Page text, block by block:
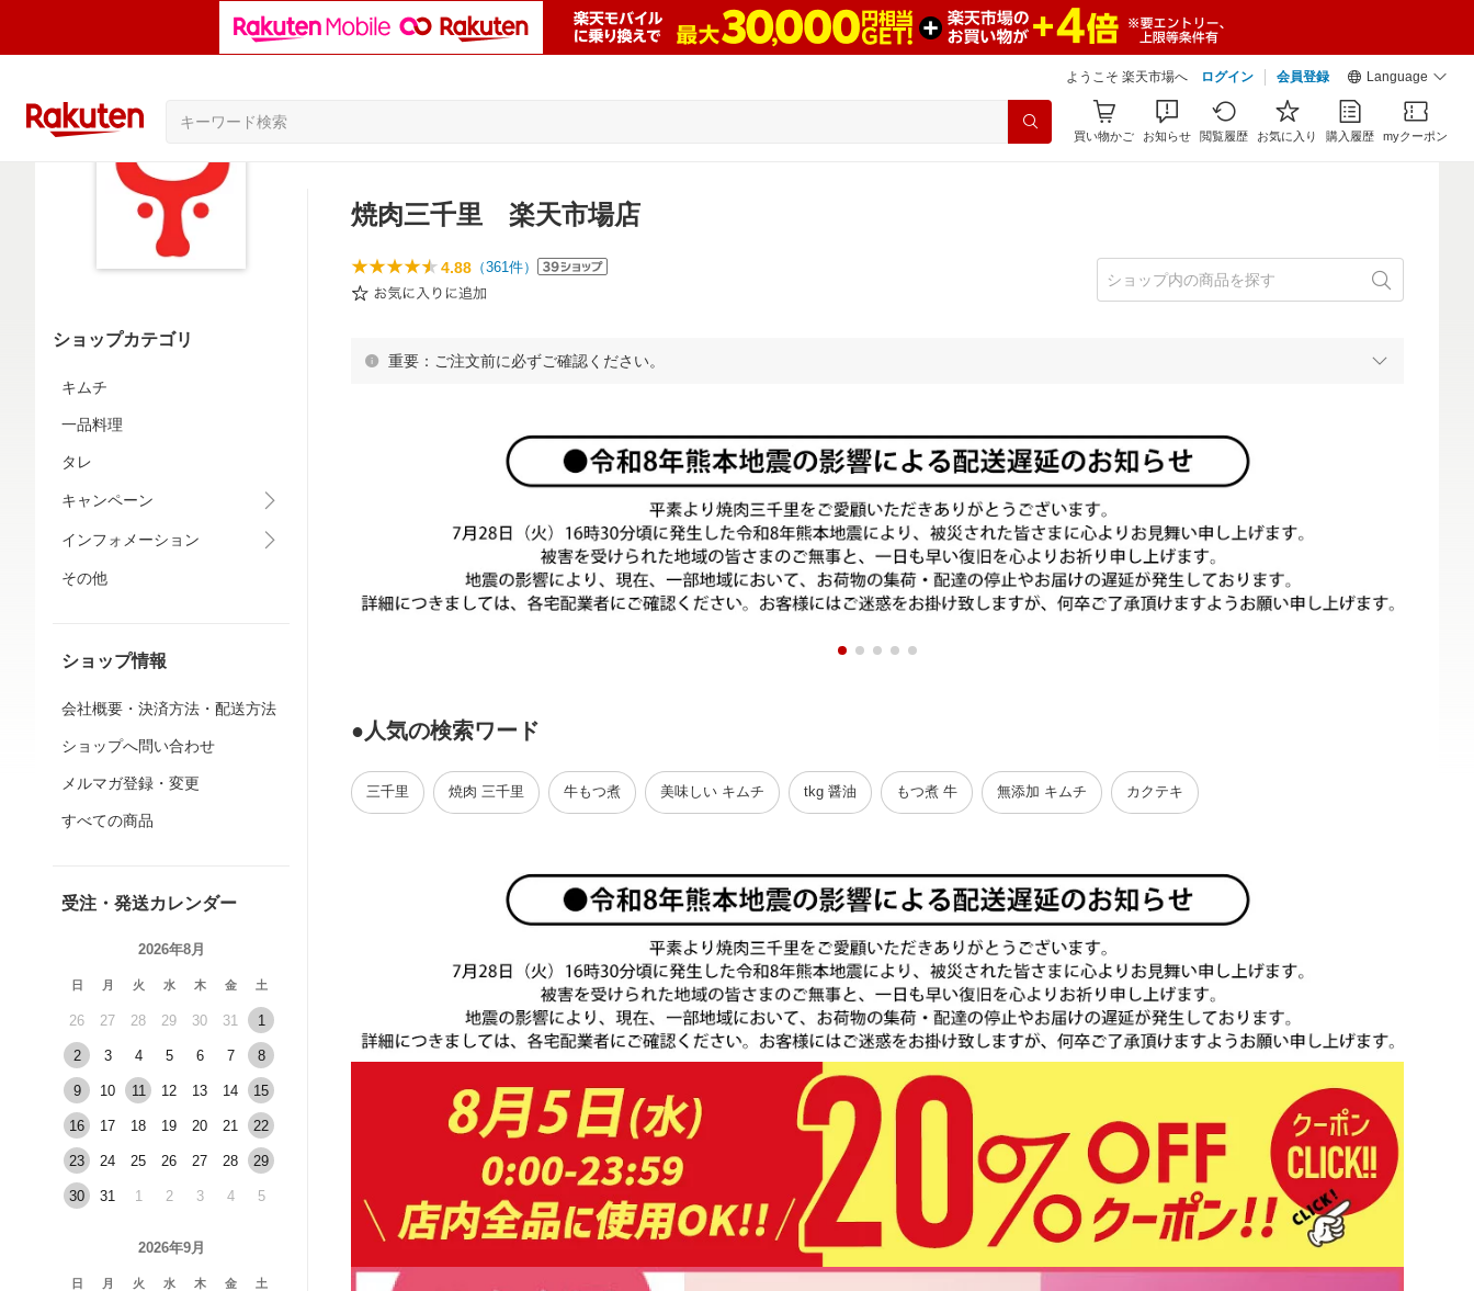
ようこそ 楽天市場へ ログイン 会員登録 Language
買い物かご お知らせ 閲覧履歴 お気に入り 購入履歴 myクーポン
ショップカテゴリ
キムチ
一品料理
タレ
キャンペーン
インフォメーション
その他
ショップ情報
会社概要・決済方法・配送方法
ショップへ問い合わせ
メルマガ登録・変更
すべての商品
受注・発送カレンダー
2026年8月
日 月 火 水 木 金 土
26 27 28 29 30 31 1
2 3 4 5 6 7 8
9 10 11 12 13 14 15
16 17 18 19 20 21 22
23 24 25 26 27 28 29
30 31 1 2 3 4 5
2026年9月
日 月 火 水 木 金 土
焼肉三千里 楽天市場店
4.88 （361件）
重要：ご注文前に必ずご確認ください。
●人気の検索ワード
三千里 焼肉 三千里 牛もつ煮 美味しい キムチ tkg 醤油 もつ煮 牛 無添加 キムチ カクテキ